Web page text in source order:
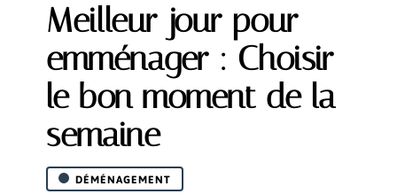
Meilleur jour pour
emménager : Choisir
le bon moment de la
semaine
DÉMÉNAGEMENT